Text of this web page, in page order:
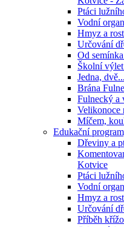
Ptáci
Vodní
Hmyz a
Určování
Od
Školní
Jedna,
Brána
Fulnecký a
Velikonoce
Míčem,
Edukační
Dřeviny a
Kotvice
Ptáci
Vodní
Hmyz a
Určování
Příběh